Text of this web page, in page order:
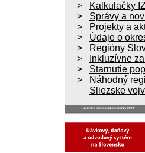
Kalkulačky IZ
Správy a
Projekty a
Údaje o
Regióny
Inkluzívne
Starnutie
Náhodný
Sliezske